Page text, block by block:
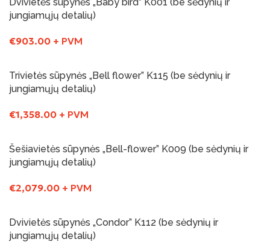
jungiamųjų detalių)
€903.00 + PVM
Trivietės sūpynės „Bell flower” K115 (be sėdynių ir
jungiamųjų detalių)
€1,358.00 + PVM
Šešiavietės sūpynės „Bell-flower” K009 (be sėdynių ir
jungiamųjų detalių)
€2,079.00 + PVM
Dvivietės sūpynės „Condor” K112 (be sėdynių ir
jungiamųjų detalių)